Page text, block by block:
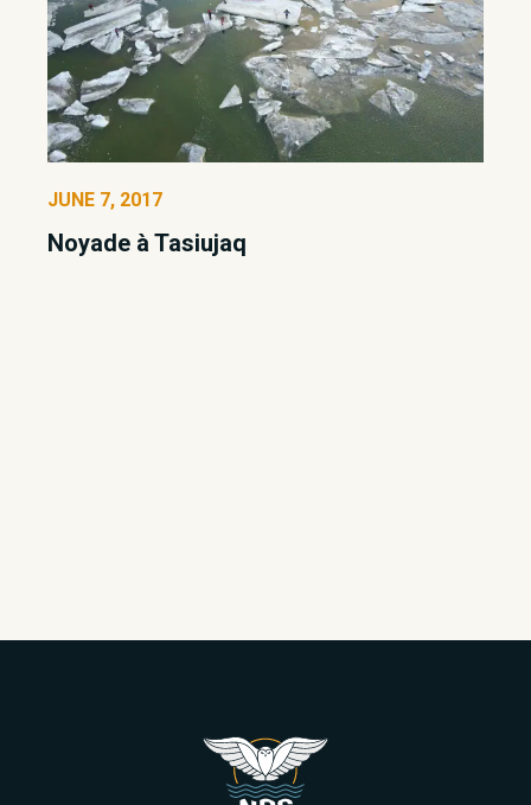
JUNE 7, 2017
Noyade à Tasiujaq